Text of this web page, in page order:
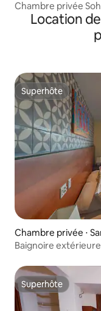
Chambre privée
Location
Superhôte
Superhôte
Chambre privée ⋅
Baignoire
Superhôte
Superhôte